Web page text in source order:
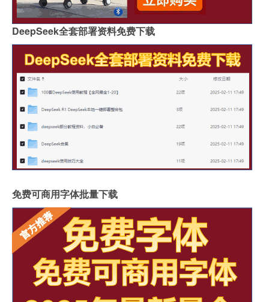
DeepSeek全套部署资料免费下载
免费可商用字体批量下载